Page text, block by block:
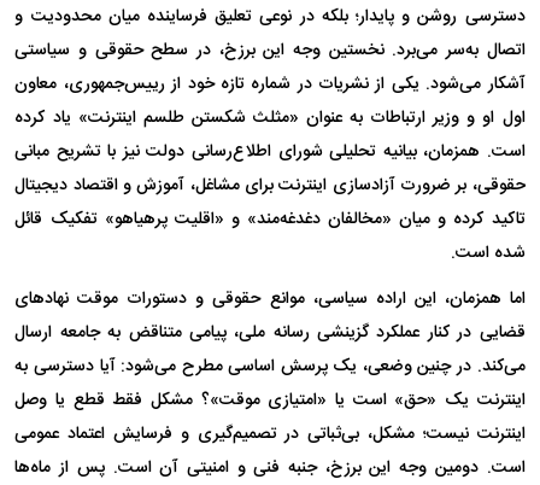
دسترسی روشن و پایدار؛ بلکه در نوعی تعلیق فرساینده میان محدودیت و
اتصال به‌سر می‌برد. نخستین وجه این برزخ، در سطح حقوقی و سیاستی
آشکار می‌شود. یکی از نشریات در شماره تازه خود از رییس‌جمهوری، معاون
اول او و وزیر ارتباطات به عنوان «مثلث شکستن طلسم اینترنت» یاد کرده
است. همزمان، بیانیه تحلیلی شورای اطلاع‌رسانی دولت نیز با تشریح مبانی
حقوقی، بر ضرورت آزادسازی اینترنت برای مشاغل، آموزش و اقتصاد دیجیتال
تاکید کرده و میان «مخالفان دغدغه‌مند» و «اقلیت پرهیاهو» تفکیک قائل
شده است.
اما همزمان، این اراده سیاسی، موانع حقوقی و دستورات موقت نهاد‌های
قضایی در کنار عملکرد گزینشی رسانه ملی، پیامی متناقض به جامعه ارسال
می‌کند. در چنین وضعی، یک پرسش اساسی مطرح می‌شود: آیا دسترسی به
اینترنت یک «حق» است یا «امتیازی موقت»؟ مشکل فقط قطع یا وصل
اینترنت نیست؛ مشکل، بی‌ثباتی در تصمیم‌گیری و فرسایش اعتماد عمومی
است. دومین وجه این برزخ، جنبه فنی و امنیتی آن است. پس از ماه‌ها